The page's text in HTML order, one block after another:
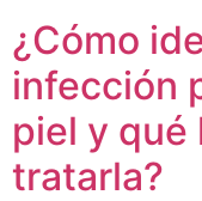
¿Cómo
infección
piel y qué
tratarla?